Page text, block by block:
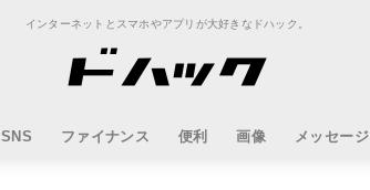
インターネットとスマホやアプリが大好きなドハック。
SNS ファイナンス 便利 画像 メッセージ